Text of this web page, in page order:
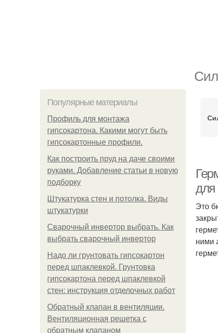
Популярные материалы
Профиль для монтажа
гипсокартона. Какими могут быть
гипсокартонные профили.
Как построить пруд на даче своими
руками. Добавление статьи в новую
подборку
Штукатурка стен и потолка. Виды
штукатурки
Сварочный инвертор выбрать. Как
выбрать сварочный инвертор
Надо ли грунтовать гипсокартон
перед шпаклевкой. Грунтовка
гипсокартона перед шпаклевкой
стен: инструкция отделочных работ
Обратный клапан в вентиляции.
Вентиляционная решетка с
обратным клапаном
для
Это
ними